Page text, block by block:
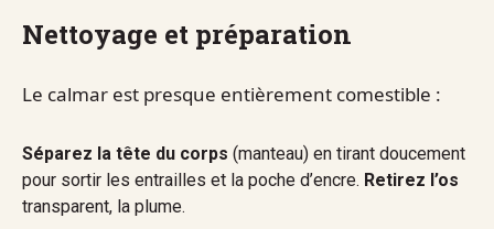
Nettoyage et préparation
Le calmar est presque entièrement comestible :
Séparez la tête du corps (manteau) en tirant doucement
pour sortir les entrailles et la poche d’encre. Retirez l’os
transparent, la plume.